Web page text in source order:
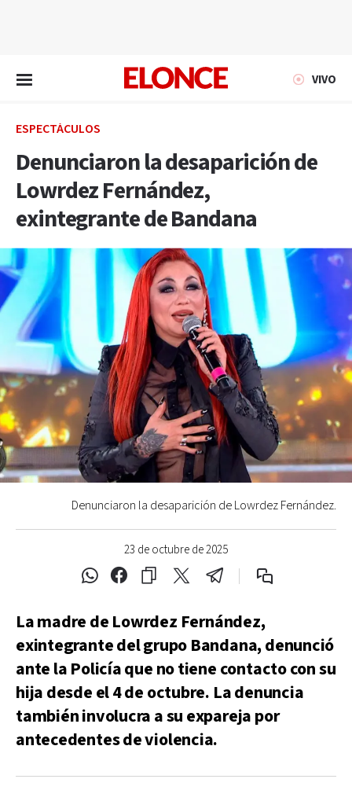
VIVO
ESPECTÁCULOS
Denunciaron la desaparición de
Lowrdez Fernández,
exintegrante de Bandana
23 de octubre de 2025
Denunciaron la desaparición de Lowrdez Fernández.
La madre de Lowrdez Fernández,
exintegrante del grupo Bandana, denunció
ante la Policía que no tiene contacto con su
hija desde el 4 de octubre. La denuncia
también involucra a su expareja por
antecedentes de violencia.